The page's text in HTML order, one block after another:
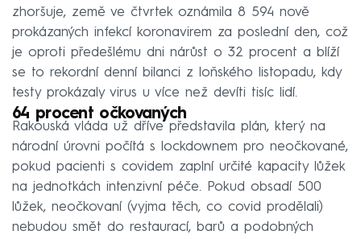
zhoršuje, země ve čtvrtek oznámila 8 594 nově
prokázaných infekcí koronavirem za poslední den, což
je oproti předešlému dni nárůst o 32 procent a blíží
se to rekordní denní bilanci z loňského listopadu, kdy
testy prokázaly virus u více než devíti tisíc lidí.
64 procent očkovaných
Rakouská vláda už dříve představila plán, který na
národní úrovni počítá s lockdownem pro neočkované,
pokud pacienti s covidem zaplní určité kapacity lůžek
na jednotkách intenzivní péče. Pokud obsadí 500
lůžek, neočkovaní (vyjma těch, co covid prodělali)
nebudou smět do restaurací, barů a podobných